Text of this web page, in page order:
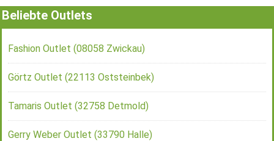
Beliebte Outlets
Fashion Outlet (08058 Zwickau)
Görtz Outlet (22113 Oststeinbek)
Tamaris Outlet (32758 Detmold)
Gerry Weber Outlet (33790 Halle)